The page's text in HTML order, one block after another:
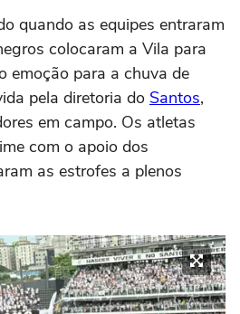
quando as equipes entraram
colocaram a Vila para
emoção para a chuva de
pela diretoria do Santos,
em campo. Os atletas
com o apoio dos
as estrofes a plenos